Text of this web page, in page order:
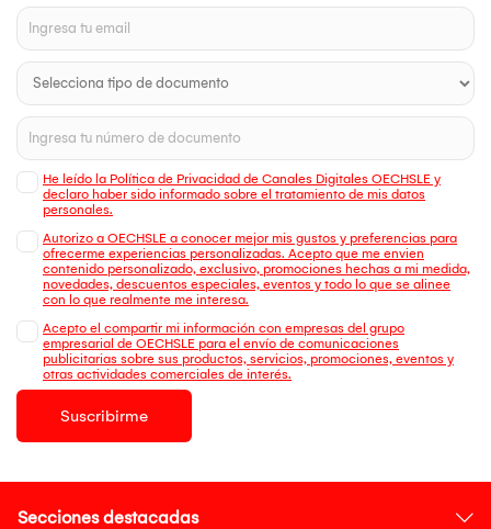
He leído la Política de Privacidad de Canales Digitales OECHSLE y
declaro haber sido informado sobre el tratamiento de mis datos
personales.
Autorizo a OECHSLE a conocer mejor mis gustos y preferencias para
ofrecerme experiencias personalizadas. Acepto que me envien
contenido personalizado, exclusivo, promociones hechas a mi medida,
novedades, descuentos especiales, eventos y todo lo que se alinee
con lo que realmente me interesa.
Acepto el compartir mi información con empresas del grupo
empresarial de OECHSLE para el envío de comunicaciones
publicitarias sobre sus productos, servicios, promociones, eventos y
otras actividades comerciales de interés.
Suscribirme
Secciones destacadas